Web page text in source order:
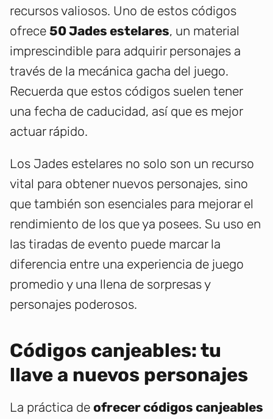
recursos valiosos. Uno de estos códigos
ofrece 50 Jades estelares, un material
imprescindible para adquirir personajes a
través de la mecánica gacha del juego.
Recuerda que estos códigos suelen tener
una fecha de caducidad, así que es mejor
actuar rápido.
Los Jades estelares no solo son un recurso
vital para obtener nuevos personajes, sino
que también son esenciales para mejorar el
rendimiento de los que ya posees. Su uso en
las tiradas de evento puede marcar la
diferencia entre una experiencia de juego
promedio y una llena de sorpresas y
personajes poderosos.
Códigos canjeables: tu
llave a nuevos personajes
La práctica de ofrecer códigos canjeables